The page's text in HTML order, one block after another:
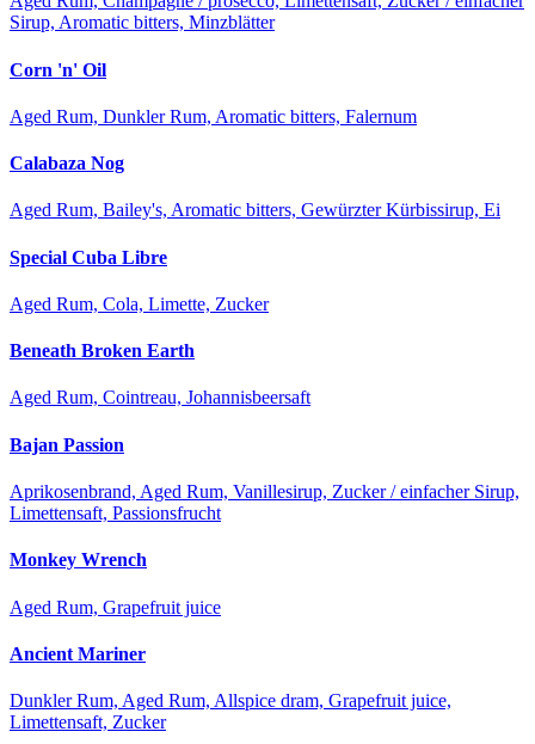
Sirup, Aromatic bitters, Minzblätter
Corn 'n' Oil
Aged Rum, Dunkler Rum, Aromatic bitters, Falernum
Calabaza Nog
Aged Rum, Bailey's, Aromatic bitters, Gewürzter Kürbissirup, Ei
Special Cuba Libre
Aged Rum, Cola, Limette, Zucker
Beneath Broken Earth
Aged Rum, Cointreau, Johannisbeersaft
Bajan Passion
Aprikosenbrand, Aged Rum, Vanillesirup, Zucker / einfacher Sirup,
Limettensaft, Passionsfrucht
Monkey Wrench
Aged Rum, Grapefruit juice
Ancient Mariner
Dunkler Rum, Aged Rum, Allspice dram, Grapefruit juice,
Limettensaft, Zucker